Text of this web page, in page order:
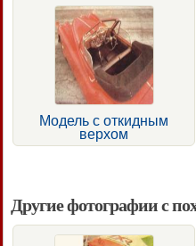
Модель с откидным
верхом
Другие фотографии с